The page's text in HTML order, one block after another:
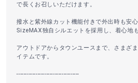
で長くお召しいただけます。
撥水と紫外線カット機能付きで外出時も安心
SizeMAX独自シルエットを採用し、着心地
アウトドアからタウンユースまで、さまざ
イテムです。
------------------------------------